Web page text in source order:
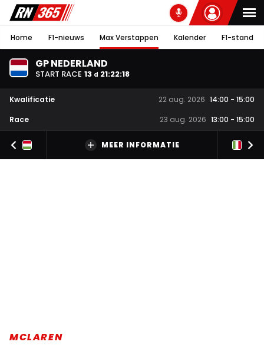
Home F1-nieuws Max Verstappen Kalender F1-stand
GP NEDERLAND
START RACE 13 d 21:22:17
Kwalificatie 22 aug. 2026 14:00 - 15:00
Race
23 aug. 2026 13:00 - 15:00
MEER INFORMATIE
MCLAREN